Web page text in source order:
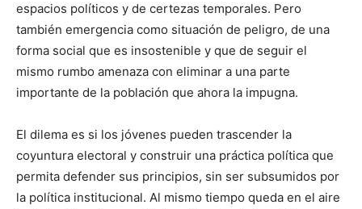
espacios políticos y de certezas temporales. Pero
también emergencia como situación de peligro, de una
forma social que es insostenible y que de seguir el
mismo rumbo amenaza con eliminar a una parte
importante de la población que ahora la impugna.
El dilema es si los jóvenes pueden trascender la
coyuntura electoral y construir una práctica política que
permita defender sus principios, sin ser subsumidos por
la política institucional. Al mismo tiempo queda en el aire